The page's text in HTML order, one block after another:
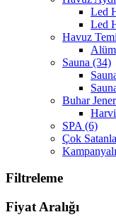
Led
Led
Havuz
Sauna (34)
Buhar
SPA (6)
Çok
Filtreleme
Fiyat Aralığı